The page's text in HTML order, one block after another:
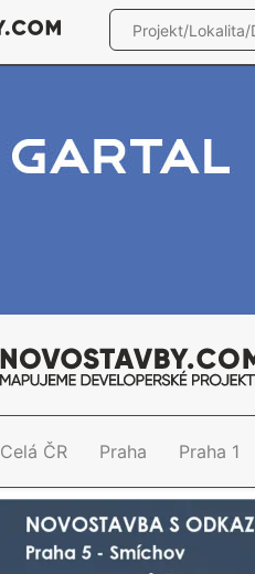
Celá ČR Praha Praha 1